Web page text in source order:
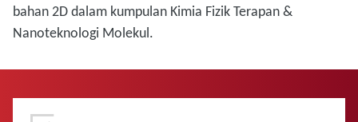
bahan 2D dalam kumpulan Kimia Fizik Terapan &
Nanoteknologi Molekul.